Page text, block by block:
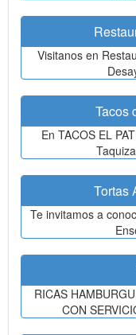
Visitanos en
Tacos
En TACOS EL
Tortas
Te invitamos a
RICAS
CON